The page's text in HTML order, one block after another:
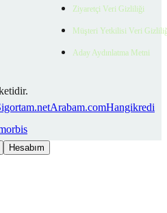
Ziyaretçi Veri Gizliliği
Müşteri Yetkilisi Veri
Aday Aydınlatma Metni
Arabam.comHangikredi
Hesabım